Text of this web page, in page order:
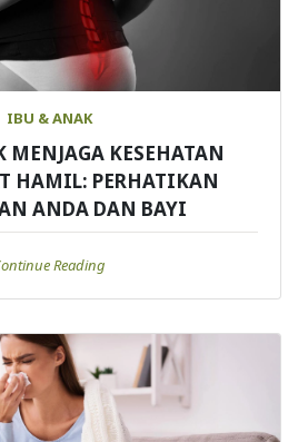
IBU & ANAK
MENJAGA KESEHATAN
HAMIL: PERHATIKAN
ANDA DAN BAYI
Reading